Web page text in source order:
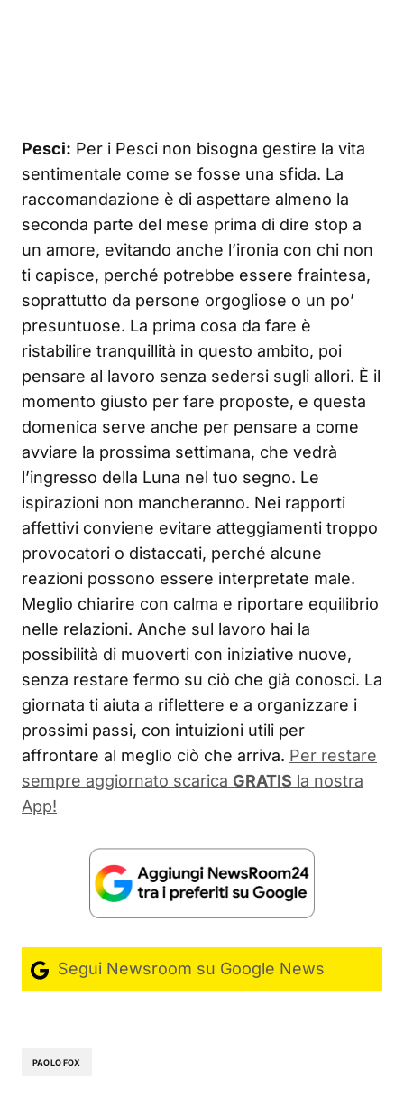
Pesci: Per i Pesci non bisogna gestire la vita
sentimentale come se fosse una sfida. La
raccomandazione è di aspettare almeno la
seconda parte del mese prima di dire stop a
un amore, evitando anche l’ironia con chi non
ti capisce, perché potrebbe essere fraintesa,
soprattutto da persone orgogliose o un po’
presuntuose. La prima cosa da fare è
ristabilire tranquillità in questo ambito, poi
pensare al lavoro senza sedersi sugli allori. È il
momento giusto per fare proposte, e questa
domenica serve anche per pensare a come
avviare la prossima settimana, che vedrà
l’ingresso della Luna nel tuo segno. Le
ispirazioni non mancheranno. Nei rapporti
affettivi conviene evitare atteggiamenti troppo
provocatori o distaccati, perché alcune
reazioni possono essere interpretate male.
Meglio chiarire con calma e riportare equilibrio
nelle relazioni. Anche sul lavoro hai la
possibilità di muoverti con iniziative nuove,
senza restare fermo su ciò che già conosci. La
giornata ti aiuta a riflettere e a organizzare i
prossimi passi, con intuizioni utili per
affrontare al meglio ciò che arriva. Per restare
sempre aggiornato scarica GRATIS la nostra
App!
Segui Newsroom su Google News
PAOLO FOX